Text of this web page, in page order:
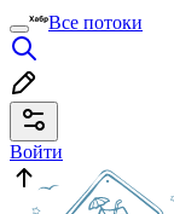
Все потоки
Войти